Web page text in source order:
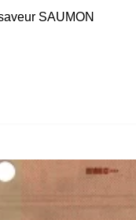
SAUMON